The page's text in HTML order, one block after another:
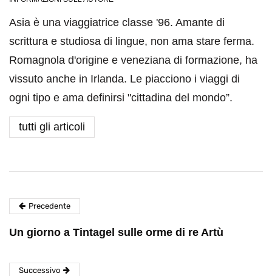
Asia è una viaggiatrice classe '96. Amante di
scrittura e studiosa di lingue, non ama stare ferma.
Romagnola d'origine e veneziana di formazione, ha
vissuto anche in Irlanda. Le piacciono i viaggi di
ogni tipo e ama definirsi "cittadina del mondo”.
tutti gli articoli
Precedente
Un giorno a Tintagel sulle orme di re Artù
Successivo